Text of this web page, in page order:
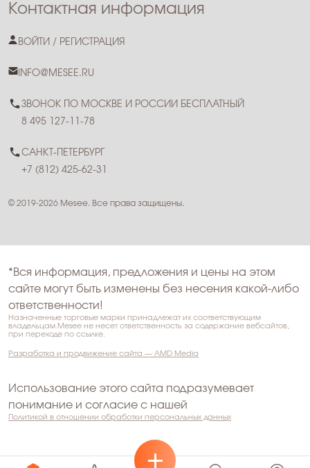
Контактная информация
ВОЙТИ / РЕГИСТРАЦИЯ
INFO@MESEE.RU
ЗВОНОК ПО МОСКВЕ И РОССИИ БЕСПЛАТНЫЙ
8 495 127-11-78
САНКТ-ПЕТЕРБУРГ
+7 (812) 425-62-31
© 2019-2026 Mesee. Все права защищены.
*Вся информация, предложения и цены на этом
сайте могут быть изменены без несения какой-либо
ответственности!
Назначенные торговые марки принадлежат их соответствующим
владельцам.Mesee не несет ответственность за содержание вебсайтов,
при переходе по ссылке.
Разработка и продвижение сайта — AMD Media
Использование этого сайта подразумевает
понимание и согласие с нашей
Политикой в отношении обработки персональных данных